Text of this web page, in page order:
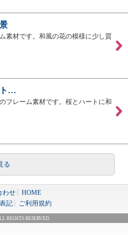
素材です。和風の花の模様に少し質
ト…
フレーム素材です。桜とハートに和
る
わせ
HOME
記
ご利用規約
RIGHTS RESERVED.